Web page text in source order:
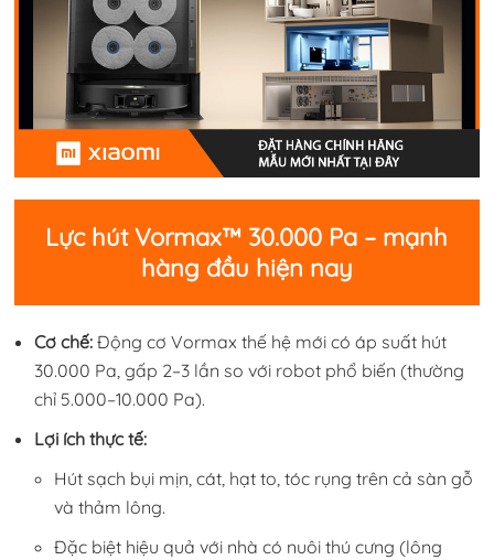
Lực hút Vormax™ 30.000 Pa – mạnh
hàng đầu hiện nay
Cơ chế: Động cơ Vormax thế hệ mới có áp suất hút
30.000 Pa, gấp 2–3 lần so với robot phổ biến (thường
chỉ 5.000–10.000 Pa).
Lợi ích thực tế:
Hút sạch bụi mịn, cát, hạt to, tóc rụng trên cả sàn gỗ
và thảm lông.
Đặc biệt hiệu quả với nhà có nuôi thú cưng (lông